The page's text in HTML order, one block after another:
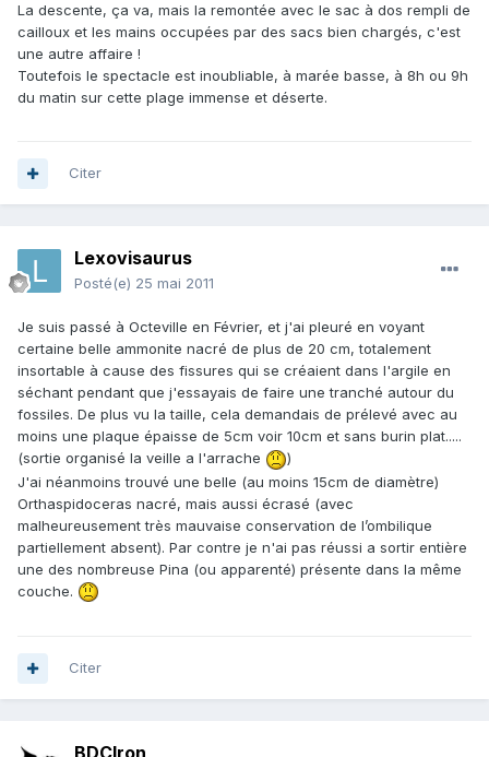
La descente, ça va, mais la remontée avec le sac à dos rempli de
cailloux et les mains occupées par des sacs bien chargés, c'est
une autre affaire !
Toutefois le spectacle est inoubliable, à marée basse, à 8h ou 9h
du matin sur cette plage immense et déserte.
Citer
Lexovisaurus
Posté(e) 25 mai 2011
Je suis passé à Octeville en Février, et j'ai pleuré en voyant
certaine belle ammonite nacré de plus de 20 cm, totalement
insortable à cause des fissures qui se créaient dans l'argile en
séchant pendant que j'essayais de faire une tranché autour du
fossiles. De plus vu la taille, cela demandais de prélevé avec au
moins une plaque épaisse de 5cm voir 10cm et sans burin plat.....
(sortie organisé la veille a l'arrache
)
J'ai néanmoins trouvé une belle (au moins 15cm de diamètre)
Orthaspidoceras nacré, mais aussi écrasé (avec
malheureusement très mauvaise conservation de l’ombilique
partiellement absent). Par contre je n'ai pas réussi a sortir entière
une des nombreuse Pina (ou apparenté) présente dans la même
couche.
Citer